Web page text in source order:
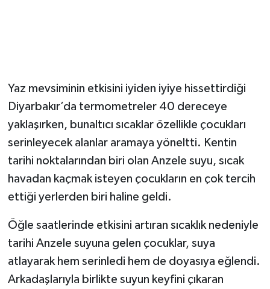
Yaz mevsiminin etkisini iyiden iyiye hissettirdiği
Diyarbakır’da termometreler 40 dereceye
yaklaşırken, bunaltıcı sıcaklar özellikle çocukları
serinleyecek alanlar aramaya yöneltti. Kentin
tarihi noktalarından biri olan Anzele suyu, sıcak
havadan kaçmak isteyen çocukların en çok tercih
ettiği yerlerden biri haline geldi.
Öğle saatlerinde etkisini artıran sıcaklık nedeniyle
tarihi Anzele suyuna gelen çocuklar, suya
atlayarak hem serinledi hem de doyasıya eğlendi.
Arkadaşlarıyla birlikte suyun keyfini çıkaran